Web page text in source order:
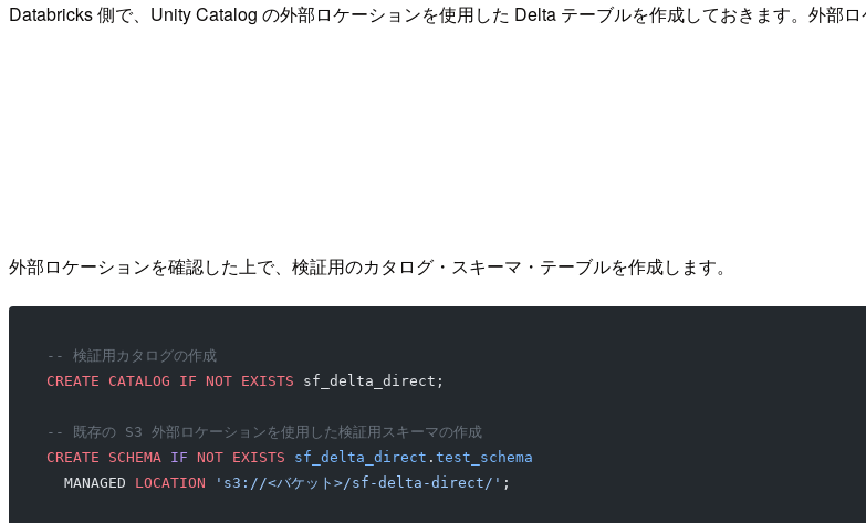
Databricks 側で、Unity Catalog の外部ロケーションを使用した Delta テーブルを作成しておきます。外部
外部ロケーションを確認した上で、検証用のカタログ・スキーマ・テーブルを作成します。
-- 検証用カタログの作成
CREATE CATALOG IF NOT EXISTS sf_delta_direct;
-- 既存の S3 外部ロケーションを使用した検証用スキーマの作成
CREATE SCHEMA IF NOT EXISTS sf_delta_direct . test_schema
  MANAGED
LOCATION 's3://<バケット>/sf-delta-direct/' ;